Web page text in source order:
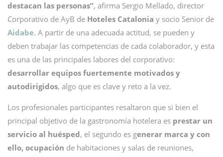
destacan las personas”, afirma Sergio Mellado, director
Corporativo de AyB de Hoteles Catalonia y socio Senior de
Aidabe. A partir de una adecuada actitud, se pueden y
deben trabajar las competencias de cada colaborador, y esta
es una de las principales labores del corporativo:
desarrollar equipos fuertemente motivados y
autodirigidos, algo que es clave y reto a la vez.
Los profesionales participantes resaltaron que si bien el
principal objetivo de la gastronomía hotelera es prestar un
servicio al huésped, el segundo es generar marca y con
ello, ocupación de habitaciones y salas de reuniones,